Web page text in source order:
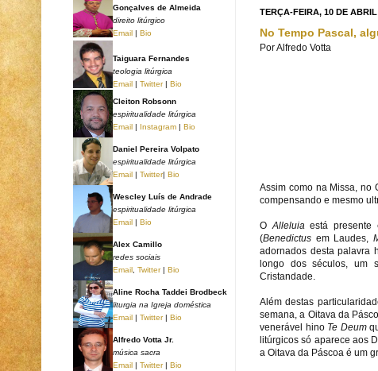
TERÇA-FEIRA, 10 DE
No Tempo Pascal,
PorAlfredo Votta
Assim como na Missa, no
compensando e mesmo
O Alleluia está presente
(Benedictus em Laudes,
adornados desta palavra
longo dos séculos, um
Cristandade.
Além destas
semana, a Oitava da
venerável hino Te Deum
litúrgicos só aparece aos
a Oitava da Páscoa é um
Gonçalves de Almeida
direito litúrgico
Email | Bio
Taiguara Fernandes
teologia litúrgica
Email | Twitter| Bio
Cleiton Robsonn
espiritualidade litúrgica
Email | Instagram | Bio
Daniel Pereira Volpato
espiritualidade litúrgica
Email | Twitter| Bio
Wescley Luís de Andrade
espiritualidade litúrgica
Email | Bio
Alex Camillo
redes sociais
Email Twitter| Bio
Aline Rocha Taddei Brodbeck
liturgia na Igreja doméstica
Email | Twitter| Bio
Alfredo Votta Jr.
música sacra
Email | Twitter| Bio